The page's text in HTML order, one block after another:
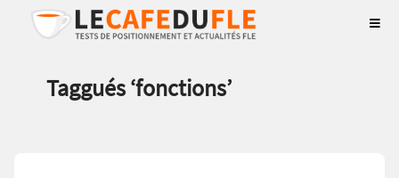
Taggués ‘fonctions’